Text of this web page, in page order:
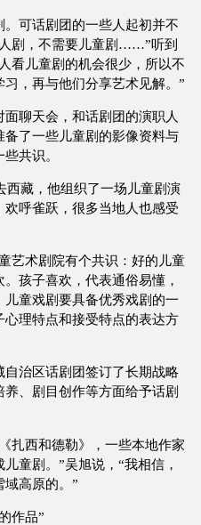
可话剧团的一些人起初并不
剧，不需要儿童剧……”听到
看儿童剧的机会很少，所以不
，再与他们分享艺术见解。”
聊天会，和话剧团的演职人
备了一些儿童剧的影像资料与
共识。
西藏，他组织了一场儿童剧演
呼雀跃，很多当地人也感受
艺术剧院有个共识：好的儿童
孩子喜欢，代表通俗易懂，
童戏剧要具备优秀戏剧的一
理特点和接受特点的表达方
治区话剧团签订了长期战略
、剧目创作等方面给予话剧
扎西和德勒》，一些本地作家
童剧。”吴旭说，“我相信，
高原的。”
作品”